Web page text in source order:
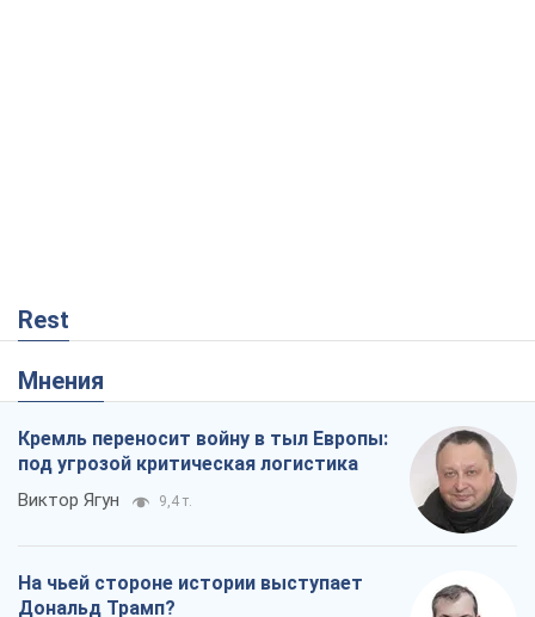
Rest
Мнения
Кремль переносит войну в тыл Европы:
под угрозой критическая логистика
Виктор Ягун 9,4 т.
На чьей стороне истории выступает
Дональд Трамп?